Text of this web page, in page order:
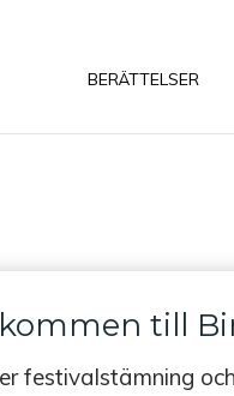
BERÄTTELSER
till
festivalstämning